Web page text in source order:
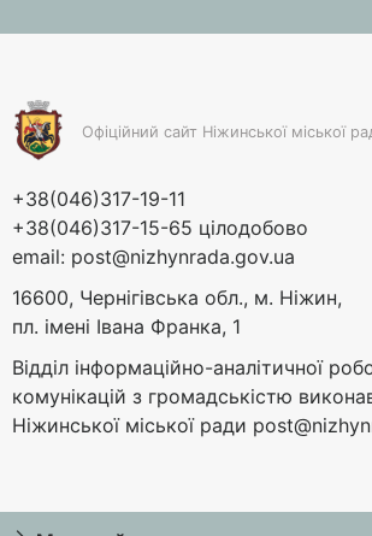
Офіційний сайт Ніжинської міської
+38(046)317-19-11
+38(046)317-15-65 цілодобово
email: post@nizhynrada.gov.ua
16600, Чернігівська обл., м. Ніжин,
пл. імені Івана Франка, 1
Відділ інформаційно-аналітичної
комунікацій з громадськістю
Ніжинської міської ради